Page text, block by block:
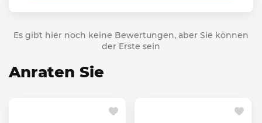
Es gibt hier noch keine Bewertungen, aber Sie können
der Erste sein
Anraten Sie